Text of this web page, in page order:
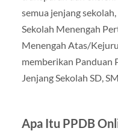
semua jenjang
Sekolah Menengah
Menengah Atas/
memberikan Panduan
Jenjang Sekolah SD,
Apa Itu PPDB